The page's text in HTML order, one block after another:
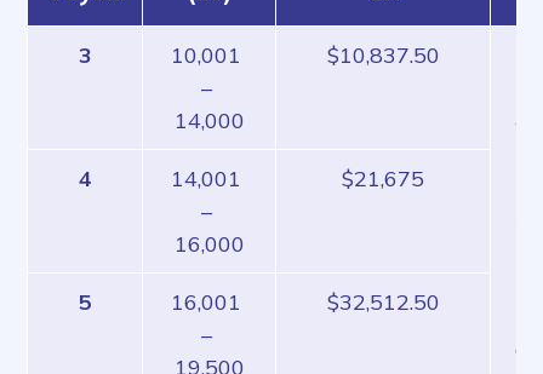
3
10,001
–
14,000
$10,837.50
4
14,001
–
16,000
$21,675
5
16,001
–
19,500
$32,512.50